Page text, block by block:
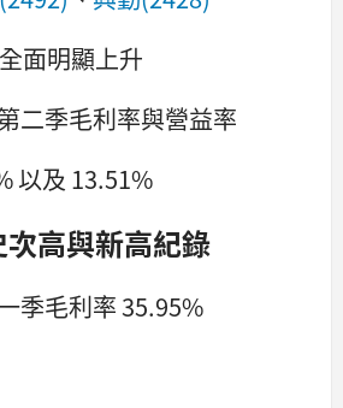
面明顯上升
二季毛利率與營益率
以及 13.51%
次高與新高紀錄
季毛利率 35.95%